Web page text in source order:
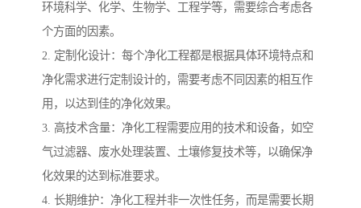
环境科学、化学、生物学、工程学等，需要综合考虑各
个方面的因素。
2. 定制化设计：每个净化工程都是根据具体环境特点和
净化需求进行定制设计的，需要考虑不同因素的相互作
用，以达到佳的净化效果。
3. 高技术含量：净化工程需要应用的技术和设备，如空
气过滤器、废水处理装置、土壤修复技术等，以确保净
化效果的达到标准要求。
4. 长期维护：净化工程并非一次性任务，而是需要长期